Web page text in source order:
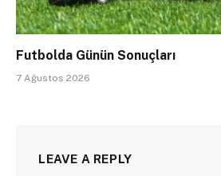
Futbolda Günün Sonuçları
7 Ağustos 2026
LEAVE A REPLY